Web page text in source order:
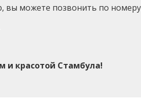
можете позвонить по номеру
и красотой Стамбула!